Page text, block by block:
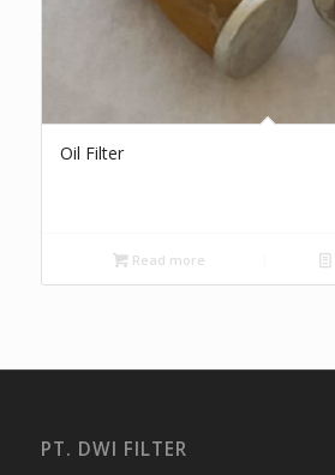
Oil Filter
Read more
PT. DWI FILTER